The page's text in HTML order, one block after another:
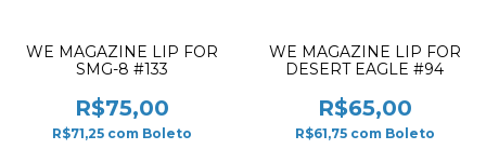
WE MAGAZINE LIP FOR
SMG-8 #133
R$75,00
R$71,25 com Boleto
WE MAGAZINE LIP FOR
DESERT EAGLE #94
R$65,00
R$61,75 com Boleto